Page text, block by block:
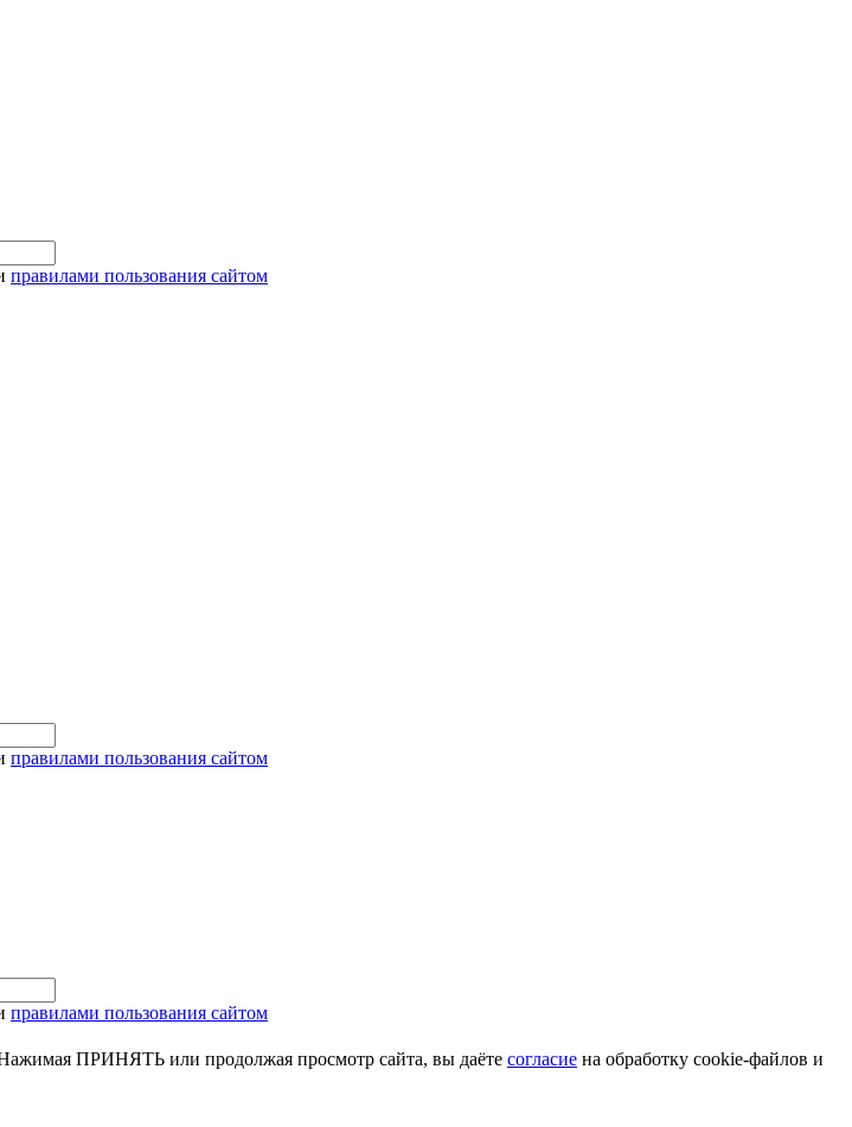
правилами пользования сайтом
правилами пользования сайтом
правилами пользования сайтом
ПРИНЯТЬ или продолжая просмотр сайта, вы даёте согласие на обработку cookie-файлов и